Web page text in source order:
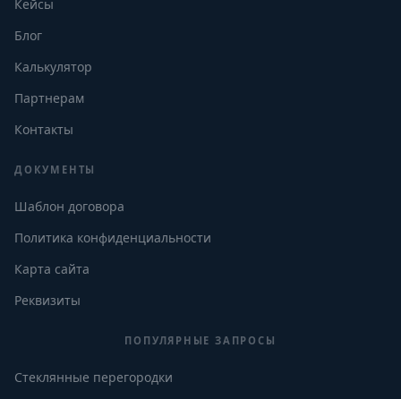
Кейсы
Блог
Калькулятор
Партнерам
Контакты
ДОКУМЕНТЫ
Шаблон договора
Политика конфиденциальности
Карта сайта
Реквизиты
ПОПУЛЯРНЫЕ ЗАПРОСЫ
Стеклянные перегородки